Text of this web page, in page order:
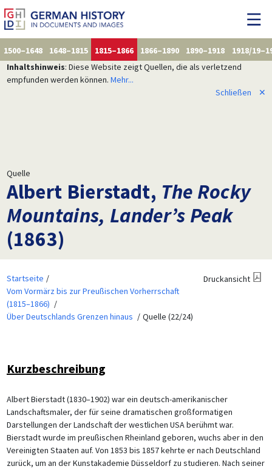
1500–1648 1648–1815 1815–1866 1866–1890 1890–1918
1918/
Inhaltshinweis: Diese Website zeigt Quellen, die als verletzend
empfunden werden können. Mehr...
Schließen
✕
Quelle
Albert Bierstadt, The Rocky
Mountains, Lander’s Peak
(1863)
Startseite
Vom Vormärz bis zur Preußischen Vorherrschaft
(1815–1866)
Über Deutschlands Grenzen hinaus
Quelle (22/24)
Druckansicht
Kurzbeschreibung
Albert Bierstadt (1830–1902) war ein deutsch-amerikanischer
Landschaftsmaler, der für seine dramatischen großformatigen
Darstellungen der Landschaft der westlichen USA berühmt war.
Bierstadt wurde im preußischen Rheinland geboren, wuchs aber in den
Vereinigten Staaten auf. Von 1853 bis 1857 kehrte er nach Deutschland
zurück, um an der Kunstakademie Düsseldorf zu studieren. Nach seiner